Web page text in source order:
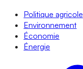
Politique agricole
Environnement
Économie
Énergie